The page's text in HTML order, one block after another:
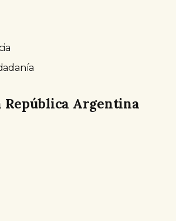
República Argentina